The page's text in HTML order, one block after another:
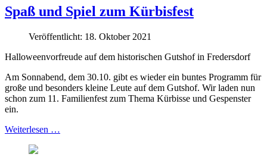
Spaß und Spiel zum Kürbisfest
Veröffentlicht: 18. Oktober 2021
Halloweenvorfreude auf dem historischen Gutshof in Fredersdorf
Am Sonnabend, dem 30.10. gibt es wieder ein buntes Programm für
große und besonders kleine Leute auf dem Gutshof. Wir laden nun
schon zum 11. Familienfest zum Thema Kürbisse und Gespenster
ein.
Weiterlesen …